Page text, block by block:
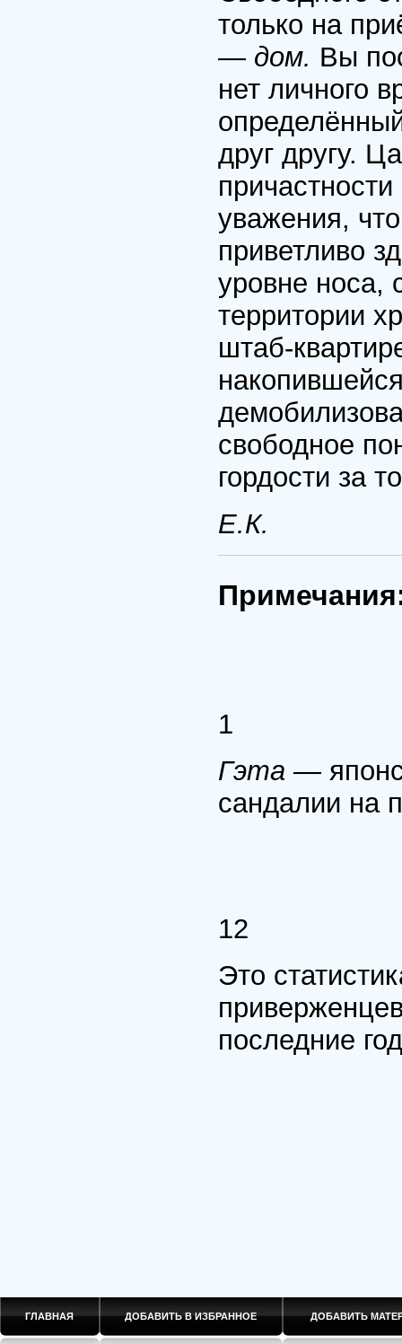
только на
— дом. Вы
нет личного
друг другу.
уважения,
приветливо
уровне носа,
территории
штаб-
свободное
гордости за
Е.К.
1
Гэта —
сандалии на
12
Это
последние
ГЛАВНАЯ ДОБАВИТЬ В ИЗБРАННОЕ ДОБАВИТЬ